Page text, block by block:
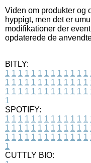
Viden om produkter og
hyppigt, men det er
modifikationer der
opdaterede de
BITLY:
1 1 1 1 1 1 1 1 1 1 1 1 1
1 1 1 1 1 1 1 1 1 1 1 1 1
1 1 1 1 1 1 1 1 1 1 1 1 1
1
SPOTIFY:
1 1 1 1 1 1 1 1 1 1 1 1 1
1 1 1 1 1 1 1 1 1 1 1 1 1
1 1 1 1 1 1 1 1 1 1 1 1 1
1
CUTTLY BIO: